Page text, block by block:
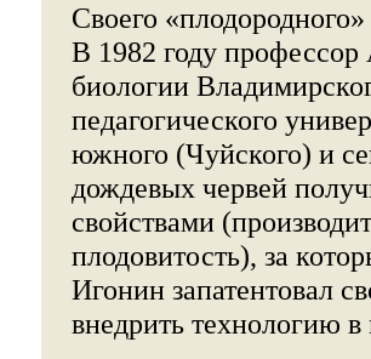
Своего
В 1982 году
биологии
педагогического
южного (Чуйского) и
дождевых червей
свойствами
плодовитость), за
Игонин запатентовал
внедрить технологию